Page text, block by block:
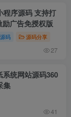
程序源码 支持打
广告免授权版
码 源码分享
27
统网站源码360
集
41